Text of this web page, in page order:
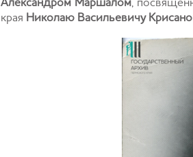
Александром Маршалом,
края Николаю Васильевичу